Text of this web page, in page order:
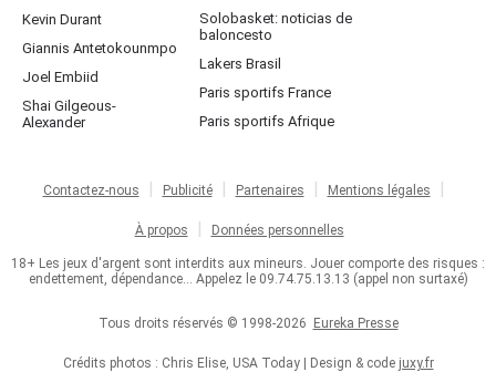
Kevin Durant
Giannis Antetokounmpo
Joel Embiid
Shai Gilgeous-
Alexander
Solobasket: noticias de
baloncesto
Lakers Brasil
Paris sportifs France
Paris sportifs Afrique
Contactez-nous Publicité Partenaires Mentions légales
À propos Données personnelles
18+ Les jeux d'argent sont interdits aux mineurs. Jouer comporte des risques :
endettement, dépendance... Appelez le 09.74.75.13.13 (appel non surtaxé)
Tous droits réservés © 1998-2026 Eureka Presse
Crédits photos : Chris Elise, USA Today | Design & code juxy.fr